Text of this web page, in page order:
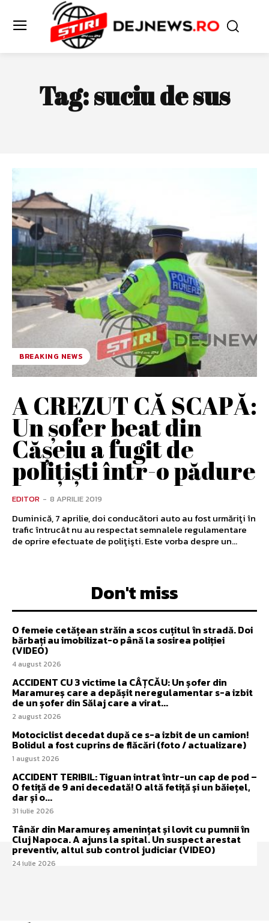
Tag:suciu de sus
BREAKING NEWS
A CREZUT CĂ SCAPĂ:
Un șofer beat din
Cășeiu a fugit de
polițiști într-o pădure
EDITOR - 8 APRILIE 2019
Duminică, 7 aprilie, doi conducători auto au fost urmăriţi în
trafic întrucât nu au respectat semnalele regulamentare
de oprire efectuate de poliţişti. Este vorba despre un...
Don't miss
O femeie cetățean străin a scos cuțitul în stradă. Doi
bărbați au imobilizat-o până la sosirea poliției
(VIDEO)
4 august 2026
ACCIDENT CU 3 victime la CÂȚCĂU: Un șofer din
Maramureș care a depășit neregulamentar s-a izbit
de un șofer din Sălaj care a virat...
2 august 2026
Motociclist decedat după ce s-a izbit de un camion!
Bolidul a fost cuprins de flăcări (foto / actualizare)
1 august 2026
ACCIDENT TERIBIL: Tiguan intrat într-un cap de pod –
O fetiță de 9 ani decedată! O altă fetiță și un băiețel,
dar și o...
31 iulie 2026
Tânăr din Maramureș amenințat și lovit cu pumnii în
Cluj Napoca. A ajuns la spital. Un suspect arestat
preventiv, altul sub control judiciar (VIDEO)
24 iulie 2026